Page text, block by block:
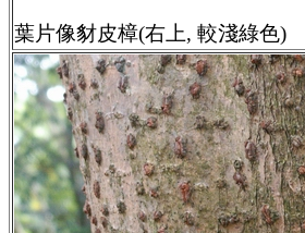
葉片像豺皮樟(右上, 較淺綠色)